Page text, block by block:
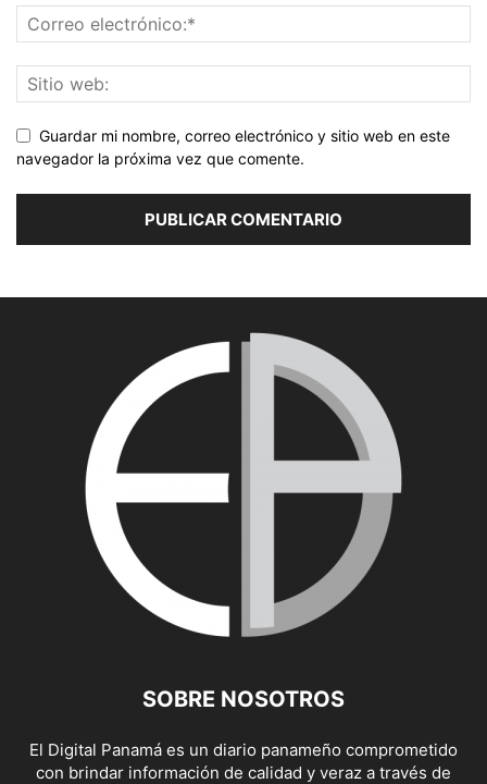
Guardar mi nombre, correo electrónico y sitio web en este
navegador la próxima vez que comente.
SOBRE NOSOTROS
El Digital Panamá es un diario panameño comprometido
con brindar información de calidad y veraz a través de